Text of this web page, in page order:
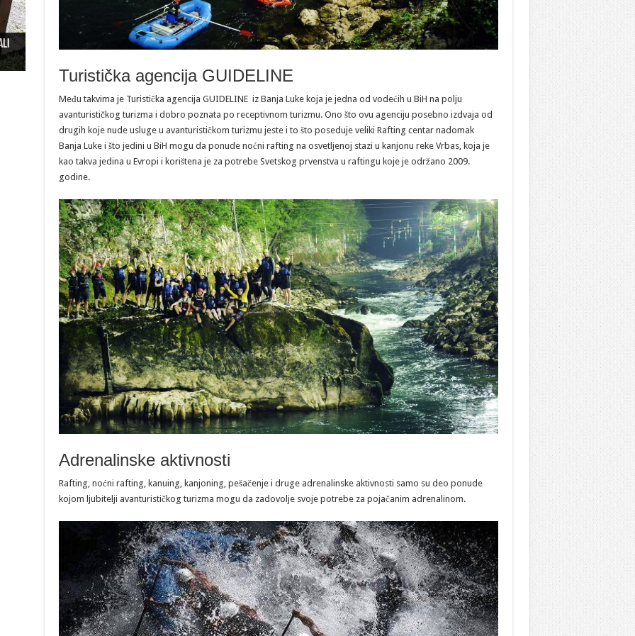
Turistička agencija GUIDELINE
Među takvima je Turistička agencija GUIDELINE iz Banja Luke koja je jedna od vodećih u BiH na polju
avanturističkog turizma i dobro poznata po receptivnom turizmu. Ono što ovu agenciju posebno izdvaja od
drugih koje nude usluge u avanturističkom turizmu jeste i to što poseduje veliki Rafting centar nadomak
Banja Luke i što jedini u BiH mogu da ponude noćni rafting na osvetljenoj stazi u kanjonu reke Vrbas, koja je
kao takva jedina u Evropi i korištena je za potrebe Svetskog prvenstva u raftingu koje je održano 2009.
godine.
Adrenalinske aktivnosti
Rafting, noćni rafting, kanuing, kanjoning, pešačenje i druge adrenalinske aktivnosti samo su deo ponude
kojom ljubitelji avanturističkog turizma mogu da zadovolje svoje potrebe za pojačanim adrenalinom.
u